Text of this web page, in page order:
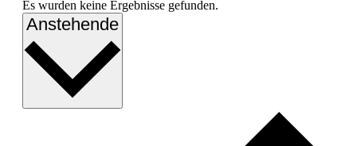
Es wurden keine Ergebnisse gefunden.
Anstehende Datum